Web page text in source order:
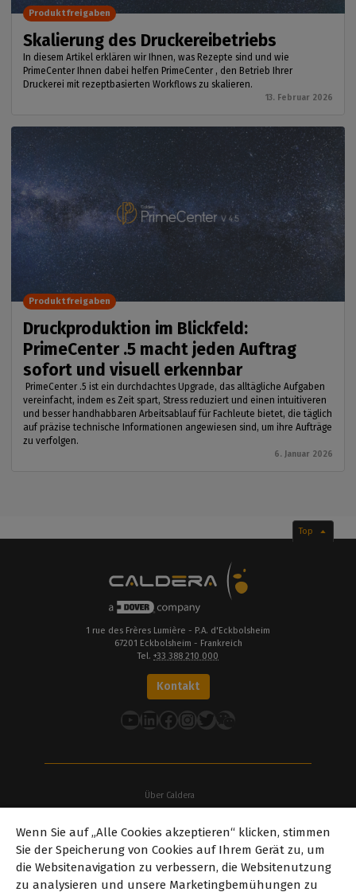
Skalierung des Druckereibetriebs
In diesem Artikel erklären wir Ihnen, was Rezepte sind und wie
PrimeCenter Ihnen dabei helfen PrimeCenter , den Betrieb Ihrer
Druckerei mit rezeptbasierten Workflows zu skalieren.
13. Februar 2026
Produktfreigaben
Druckproduktion im Blickfeld:
PrimeCenter .5 macht jeden Auftrag
sofort und visuell erkennbar
PrimeCenter .5 ist ein durchdachtes Upgrade, das alltägliche Aufgaben
vereinfacht, indem es Zeit spart, Stress reduziert und einen intuitiveren
und besser handhabbaren Arbeitsablauf für Fachleute bietet, die täglich
auf präzise technische Informationen angewiesen sind, um ihre Aufträge
zu verfolgen.
6. Januar 2026
Produktfreigaben
Top
1 rue des Frères Lumière - P.A. d'Eckbolsheim
67201 Eckbolsheim - Frankreich
Tel. +33 388 210 000
Kontakt
YouTube
LinkedIn
Facebook
Instagram
Twitter
Über Caldera
Über Dover
Karriere
Partner
Wenn Sie auf „Alle Cookies akzeptieren“ klicken, stimmen
Sie der Speicherung von Cookies auf Ihrem Gerät zu, um
die Websitenavigation zu verbessern, die Websitenutzung
zu analysieren und unsere Marketingbemühungen zu